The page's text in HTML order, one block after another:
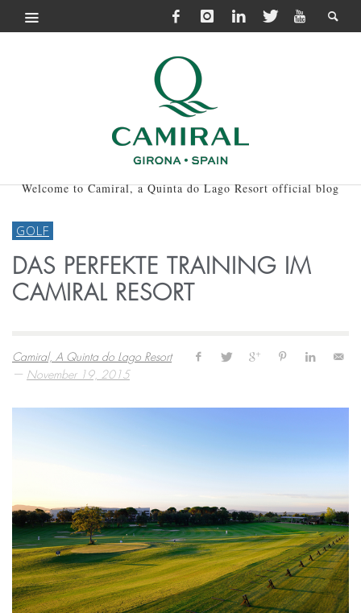
Welcome to Camiral, a Quinta do Lago Resort official blog
GOLF
DAS PERFEKTE TRAINING IM
CAMIRAL RESORT
Camiral, A Quinta do Lago Resort
— November 19, 2015